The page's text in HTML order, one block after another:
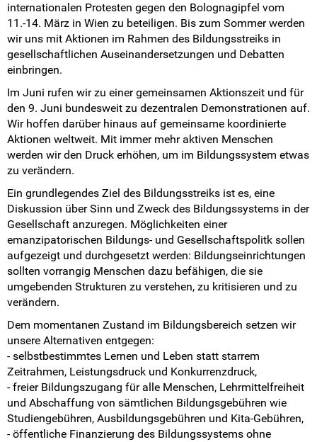
internationalen Protesten gegen den Bolognagipfel vom
11.-14. März in Wien zu beteiligen. Bis zum Sommer werden
wir uns mit Aktionen im Rahmen des Bildungsstreiks in
gesellschaftlichen Auseinandersetzungen und Debatten
einbringen.
Im Juni rufen wir zu einer gemeinsamen Aktionszeit und für
den 9. Juni bundesweit zu dezentralen Demonstrationen auf.
Wir hoffen darüber hinaus auf gemeinsame koordinierte
Aktionen weltweit. Mit immer mehr aktiven Menschen
werden wir den Druck erhöhen, um im Bildungssystem etwas
zu verändern.
Ein grundlegendes Ziel des Bildungsstreiks ist es, eine
Diskussion über Sinn und Zweck des Bildungssystems in der
Gesellschaft anzuregen. Möglichkeiten einer
emanzipatorischen Bildungs- und Gesellschaftspolitk sollen
aufgezeigt und durchgesetzt werden: Bildungseinrichtungen
sollten vorrangig Menschen dazu befähigen, die sie
umgebenden Strukturen zu verstehen, zu kritisieren und zu
verändern.
Dem momentanen Zustand im Bildungsbereich setzen wir
unsere Alternativen entgegen:
- selbstbestimmtes Lernen und Leben statt starrem
Zeitrahmen, Leistungsdruck und Konkurrenzdruck,
- freier Bildungszugang für alle Menschen, Lehrmittelfreiheit
und Abschaffung von sämtlichen Bildungsgebühren wie
Studiengebühren, Ausbildungsgebühren und Kita-Gebühren,
- öffentliche Finanzierung des Bildungssystems ohne